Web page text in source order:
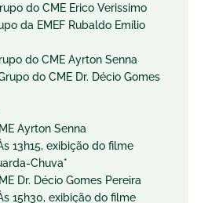
do CME Erico Verissimo
da EMEF Rubaldo Emílio
do CME Ayrton Senna
do CME Dr. Décio Gomes
Ayrton Senna
13h15, exibição do filme
Chuva*
Dr. Décio Gomes Pereira
15h30, exibição do filme